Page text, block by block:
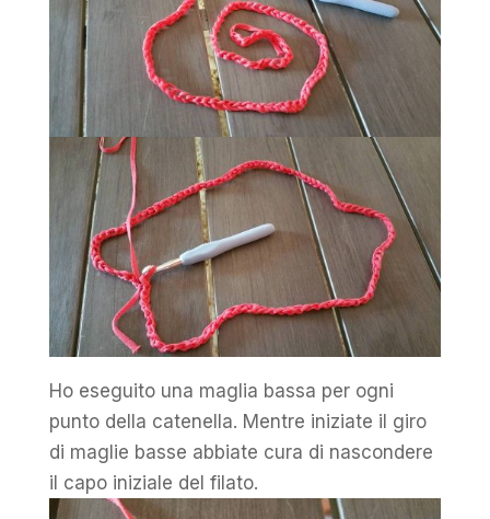
Ho eseguito una maglia bassa per ogni
punto della catenella. Mentre iniziate il giro
di maglie basse abbiate cura di nascondere
il capo iniziale del filato.